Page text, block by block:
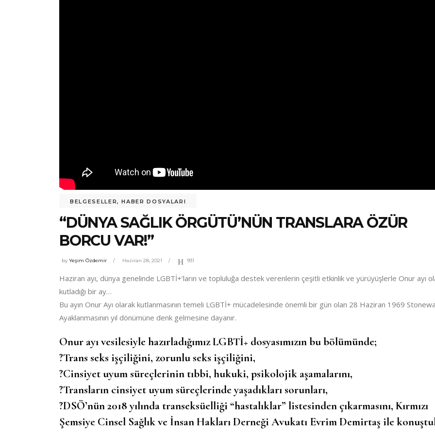
BELGESELLER,HABER DOSYALARI
“DÜNYA SAĞLIK ÖRGÜTÜ’NÜN TRANSLARA ÖZÜR
BORCU VAR!”
byYeşim Özdemir Haziran 28, 2021 931
Haziran ayı, dünya genelinde LGBTİ+’ların ve topluluğa destek verenlerin çeşitli etkinlik ve yürüyüşlerle Onur ayı
kutladığı bir ay…
Bu ayın Onur Ayı olarak kutlanmasının temeli LGBTİ+ mücadelesinde önemli bir gün olan 28 Haziran 1969
Ayaklanmasının yıl dönümüne denk gelmesine dayanır.
Onur ayı vesilesiyle hazırladığımız LGBTİ+ dosyasımızın bu bölümünde;
?Trans seks işçiliğini, zorunlu seks işçiliğini,
?Cinsiyet uyum süreçlerinin tıbbi, hukuki, psikolojik aşamalarını,
?Transların cinsiyet uyum süreçlerinde yaşadıkları sorunları,
?DSÖ’nün 2018 yılında transeksüelliği “hastalıklar” listesinden çıkarmasını, Kırmızı
Şemsiye Cinsel Sağlık ve İnsan Hakları Derneği Avukatı Evrim Demirtaş ile